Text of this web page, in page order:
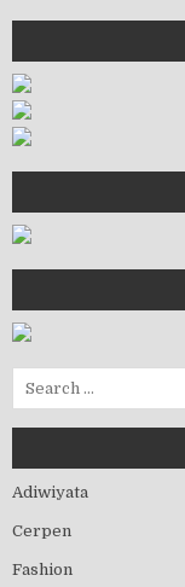
Adiwiyata
Cerpen
Fashion